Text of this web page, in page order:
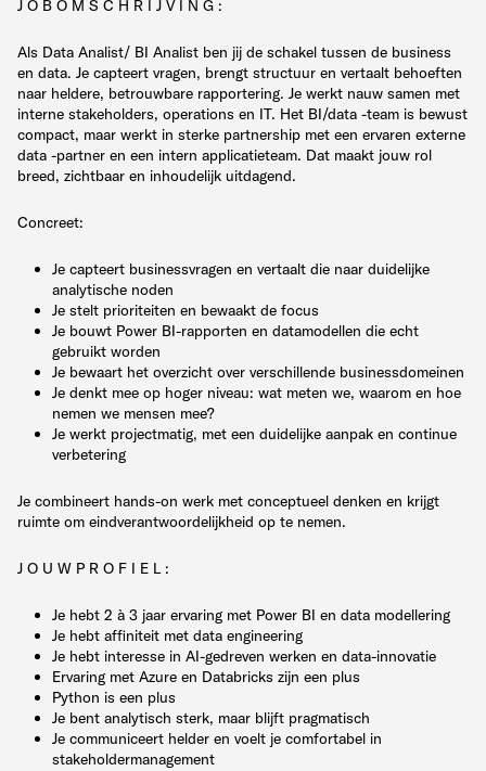
J O B O M S C H R I J V I N G :
Als Data Analist/ BI Analist ben jij de schakel tussen de business
en data. Je capteert vragen, brengt structuur en vertaalt behoeften
naar heldere, betrouwbare rapportering. Je werkt nauw samen met
interne stakeholders, operations en IT. Het BI/data -team is bewust
compact, maar werkt in sterke partnership met een ervaren externe
data -partner en een intern applicatieteam. Dat maakt jouw rol
breed, zichtbaar en inhoudelijk uitdagend.
Concreet:
Je capteert businessvragen en vertaalt die naar duidelijke
analytische noden
Je stelt prioriteiten en bewaakt de focus
Je bouwt Power BI-rapporten en datamodellen die echt
gebruikt worden
Je bewaart het overzicht over verschillende businessdomeinen
Je denkt mee op hoger niveau: wat meten we, waarom en hoe
nemen we mensen mee?
Je werkt projectmatig, met een duidelijke aanpak en continue
verbetering
Je combineert hands-on werk met conceptueel denken en krijgt
ruimte om eindverantwoordelijkheid op te nemen.
J O U W P R O F I E L :
Je hebt 2 à 3 jaar ervaring met Power BI en data modellering
Je hebt affiniteit met data engineering
Je hebt interesse in AI-gedreven werken en data-innovatie
Ervaring met Azure en Databricks zijn een plus
Python is een plus
Je bent analytisch sterk, maar blijft pragmatisch
Je communiceert helder en voelt je comfortabel in
stakeholdermanagement